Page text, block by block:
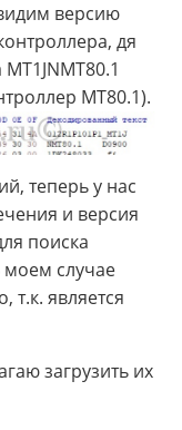
версию
дя
MT80.1).
теперь у нас
и версия
поиска
случае
является
загрузить их